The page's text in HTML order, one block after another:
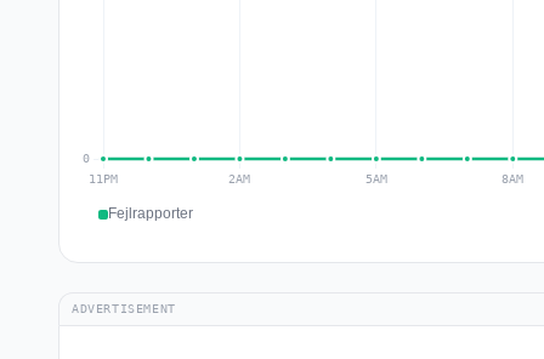
Fejlrapporter
ADVERTISEMENT